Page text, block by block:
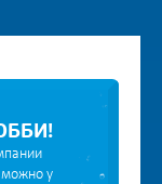
можно у